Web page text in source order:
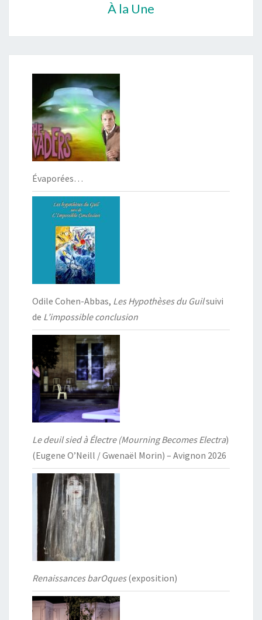
À la Une
Évaporées…
Odile Cohen-Abbas, Les Hypothèses du Guilsuivi
de L’impossible conclusion
Le deuil sied à Électre (Mourning Becomes Electra)
(Eugene O’Neill / Gwenaël Morin) – Avignon 2026
Renaissances barOques(exposition)